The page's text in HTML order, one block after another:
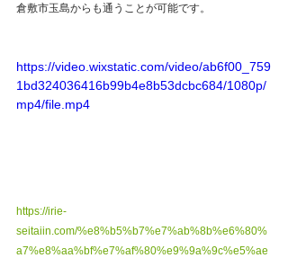
倉敷市玉島からも通うことが可能です。
https://video.wixstatic.com/video/ab6f00_759
1bd324036416b99b4e8b53dcbc684/1080p/
mp4/file.mp4
https://irie-
seitaiin.com/%e8%b5%b7%e7%ab%8b%e6%80%
a7%e8%aa%bf%e7%af%80%e9%9a%9c%e5%ae